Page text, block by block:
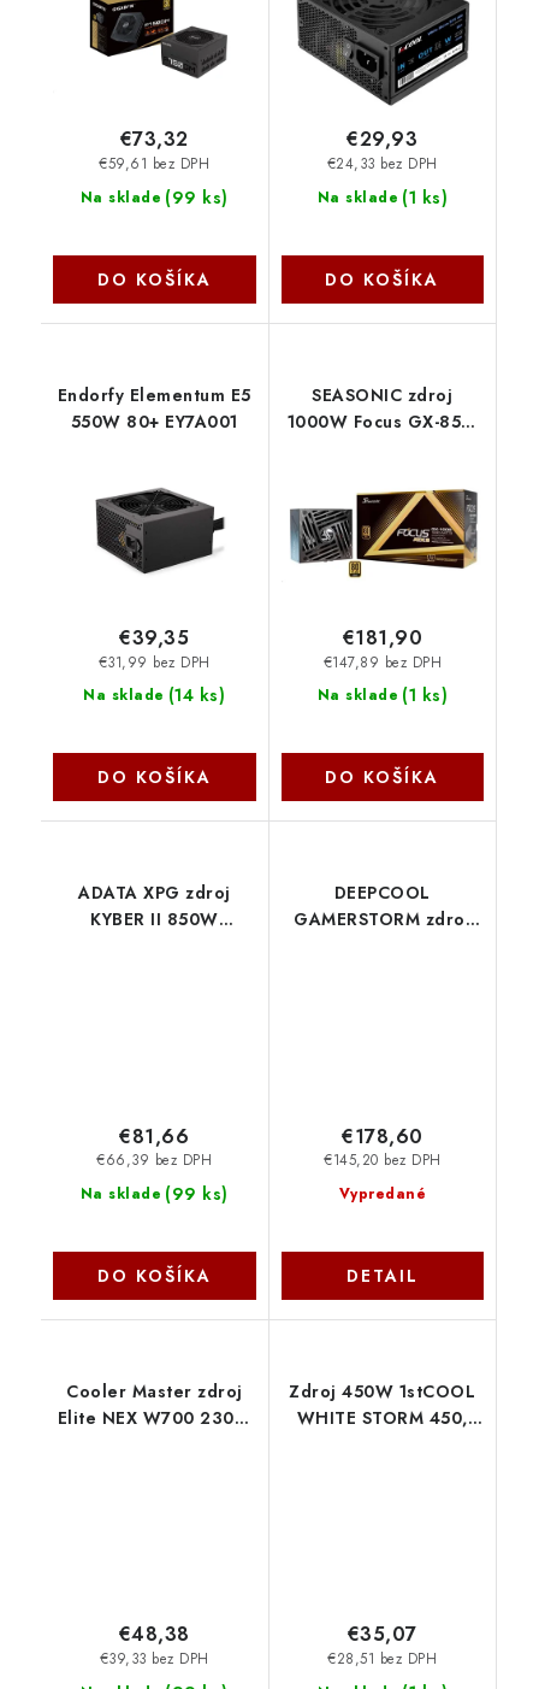
Na sklade (99 ks)
€59,61 bez DPH
€73,32
DO KOŠÍKA
Na sklade (1 ks)
€24,33 bez DPH
€29,93
DO KOŠÍKA
Endorfy Elementum E5
550W 80+ EY7A001
Na sklade (14 ks)
€31,99 bez DPH
€39,35
DO KOŠÍKA
SEASONIC zdroj
1000W Focus GX-850,
1000-V4 Seasonic
Na sklade (1 ks)
€147,89 bez DPH
€181,90
DO KOŠÍKA
ADATA XPG zdroj
KYBER II 850W
Na sklade (99 ks)
€66,39 bez DPH
€81,66
DO KOŠÍKA
DEEPCOOL
GAMERSTORM zdroj
Vypredané
€145,20 bez DPH
€178,60
DETAIL
Cooler Master zdroj
Elite NEX W700 230V,
€39,33 bez DPH
€48,38
Zdroj 450W 1stCOOL
WHITE STORM 450,
€28,51 bez DPH
€35,07